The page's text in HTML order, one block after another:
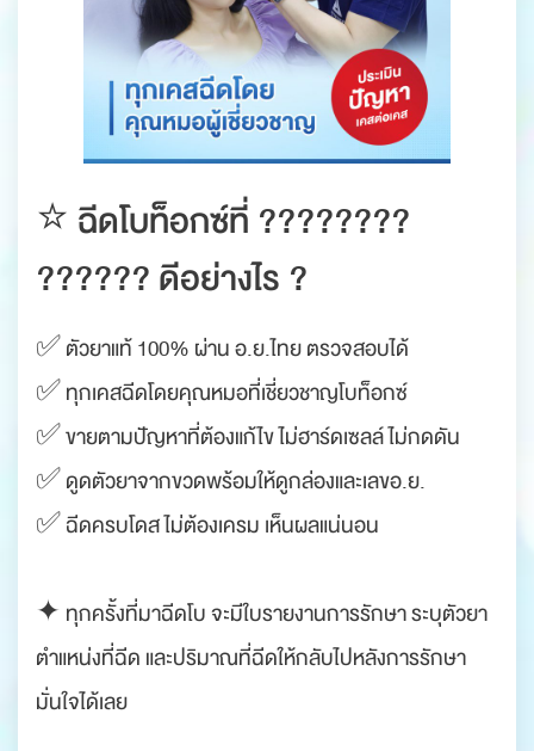
⭐️ ฉีดโบท็อกซ์ที่ ????????
?????? ดีอย่างไร ?
✅ ตัวยาแท้ 100% ผ่าน อ.ย.ไทย ตรวจสอบได้
✅ ทุกเคสฉีดโดยคุณหมอที่เชี่ยวชาญโบท็อกซ์
✅ ขายตามปัญหาที่ต้องแก้ไข ไม่ฮาร์ดเซลล์ ไม่กดดัน
✅ ดูดตัวยาจากขวด​พร้อมให้ดูกล่องและเลขอ.ย.
✅ ฉีดครบโดส ไม่ต้องเครม เห็นผลแน่นอน
✦ ทุกครั้งที่มาฉีดโบ จะมีใบรายงานการรักษา ระบุตัวยา
ตำแหน่งที่ฉีด และปริมาณที่ฉีดให้กลับไปหลังการรักษา
มั่นใจได้เลย